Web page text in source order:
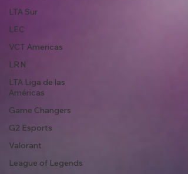
LTA Sur
LEC
VCT Americas
LRN
LTA Liga de las
Américas
Game Changers
G2 Esports
Valorant
League of Legends